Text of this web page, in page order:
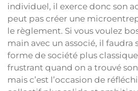
individuel, il exerce donc son
peut pas créer une
le règlement. Si vous voulez
main avec un associé, il faudra
forme de société plus
frustrant quand on a trouvé
mais c’est l’occasion de